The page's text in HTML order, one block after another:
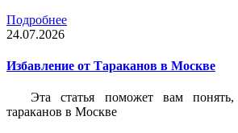
Подробнее
24.07.2026
Избавление от Тараканов в Москве
Эта статья поможет вам
тараканов в Москве